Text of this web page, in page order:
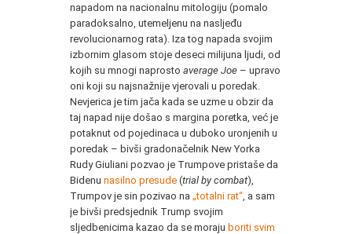
napadom na nacionalnu mitologiju (pomalo
paradoksalno, utemeljenu na nasljeđu
revolucionarnog rata). Iza tog napada svojim
izbornim glasom stoje deseci milijuna ljudi, od
kojih su mnogi naprosto average Joe – upravo
oni koji su najsnažnije vjerovali u poredak.
Nevjerica je tim jača kada se uzme u obzir da
taj napad nije došao s margina poretka, već je
potaknut od pojedinaca u duboko uronjenih u
poredak – bivši gradonačelnik New Yorka
Rudy Giuliani pozvao je Trumpove pristaše da
Bidenu nasilno presude (trial by combat),
Trumpov je sin pozivao na „totalni rat“ , a sam
je bivši predsjednik Trump svojim
sljedbenicima kazao da se moraju boriti svim